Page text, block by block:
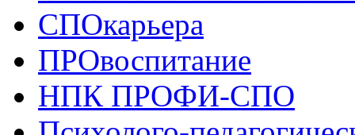
СПОкарьера
ПРОвоспитание
НПК ПРОФИ-СПО